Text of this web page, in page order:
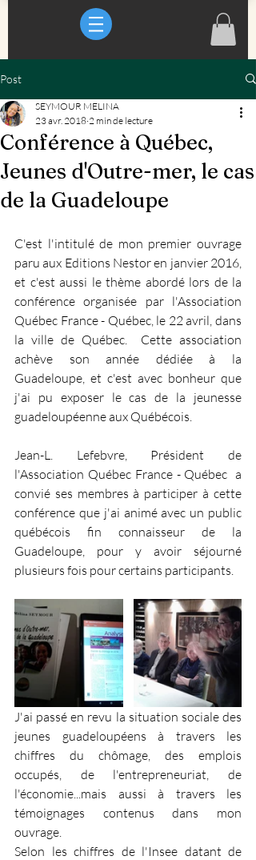
Post
Conférence à Québec,
Jeunes d'Outre-mer, le cas
de la Guadeloupe
SEYMOUR MELINA
23 avr. 2018 2 min de lecture
C'est l'intitulé de mon premier ouvrage
paru aux Editions Nestor en janvier 2016,
et c'est aussi le thème abordé lors de la
conférence organisée par l'Association
Québec France - Québec, le 22 avril, dans
la ville de Québec.  Cette association
achève son année dédiée à la
Guadeloupe, et c'est avec bonheur que
j'ai pu exposer le cas de la jeunesse
guadeloupéenne aux Québécois.
Jean-L. Lefebvre, Président de
l'Association Québec France - Québec  a
convié ses membres à participer à cette
conférence que j'ai animé avec un public
québécois fin connaisseur de la
Guadeloupe, pour y avoir séjourné
plusieurs fois pour certains participants.
J'ai passé en revu la situation sociale des
jeunes guadeloupéens à travers les
chiffres du chômage, des emplois
occupés, de l'entrepreneuriat, de
l'économie...mais aussi à travers les
témoignages contenus dans mon
ouvrage.
Selon les chiffres de l'Insee datant de